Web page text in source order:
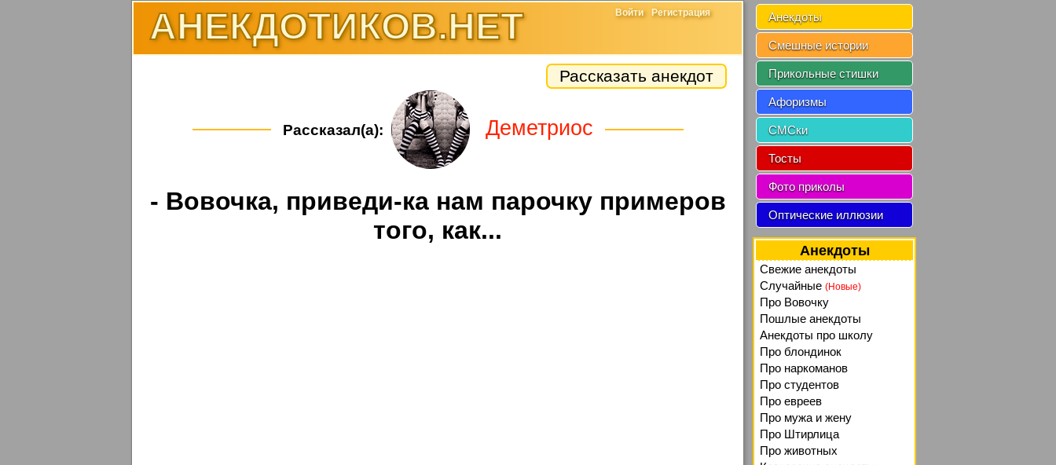
АНЕКДОТИКОВ.НЕТ Войти Регистрация
Рассказать анекдот
Рассказал(а): Деметриос
- Вовочка, приведи-ка нам парочку примеров
того, как...
Анекдоты
Смешные истории
Прикольные стишки
Афоризмы
СМСки
Тосты
Фото приколы
Оптические иллюзии
Анекдоты
Свежие анекдоты
Случайные (Новые)
Про Вовочку
Пошлые анекдоты
Анекдоты про школу
Про блондинок
Про наркоманов
Про студентов
Про евреев
Про мужа и жену
Про Штирлица
Про животных